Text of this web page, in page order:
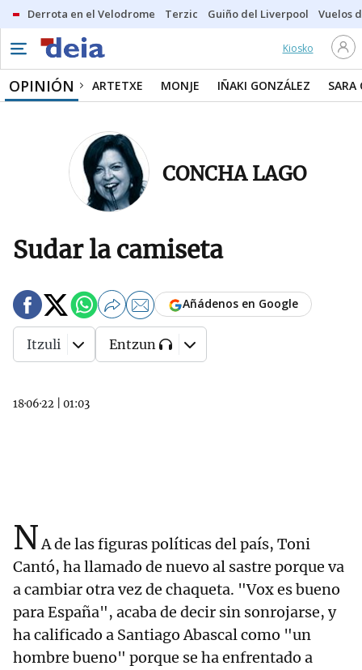
Derrota en el Velodrome Terzic Guiño del Liverpool Vuelos
Kiosko
OPINIÓN ARTETXE MONJE IÑAKI GONZÁLEZ SARA
CONCHA LAGO
Sudar la camiseta
18·06·22 01:03
Añádenos en Google
Itzuli Entzun
NA de las figuras políticas del país, Toni
Cantó, ha llamado de nuevo al sastre porque va
a cambiar otra vez de chaqueta. "Vox es bueno
para España", acaba de decir sin sonrojarse, y
ha calificado a Santiago Abascal como "un
hombre bueno" porque se ha enfrentado a